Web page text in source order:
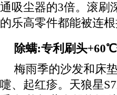
通吸尘器的3倍。滚刷
的乐高零件都能被连
除螨:专利刷头+60℃
梅雨季的沙发和床
嚏、起红疹。天狼星